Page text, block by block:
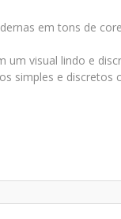
em tons de
visual lindo e
simples e discretos